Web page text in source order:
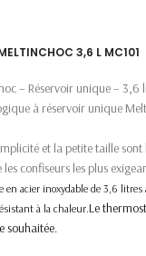
3,6 L MC101
– Réservoir unique – 3,6
à réservoir unique
et la petite taille
confiseurs les plus
en acier inoxydable de 3,6
à la chaleur.Le
souhaitée.